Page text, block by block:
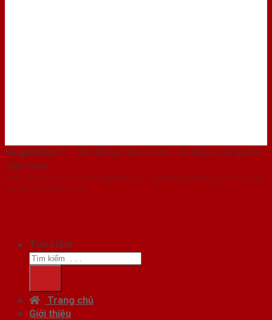
SaigonDoor™ - Hệ thống Showroom cửa nhựa hàng đầu
Việt Nam
Copyright ⓒ 2016 – 2026 SaigonDoor™ - www.bancuanhua.com | Đơn vị
chủ quản SaigonDoor
Tìm kiếm:
Trang chủ
Giới thiệu